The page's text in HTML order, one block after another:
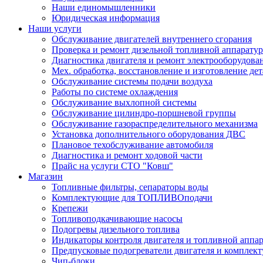
Наши единомышленники
Юридическая информация
Наши услуги
Обслуживание двигателей внутреннего сгорания
Проверка и ремонт дизельной топливной
Диагностика двигателя и ремонт
Мех. обработка, восстановление и изготовление
Обслуживание системы подачи воздуха
Работы по системе охлаждения
Обслуживание выхлопной системы
Обслуживание цилиндро-поршневой группы
Обслуживание газораспределительного механизма
Установка дополнительного оборудования ДВС
Плановое техобслуживание автомобиля
Диагностика и ремонт ходовой части
Прайс на услуги СТО "Ковш"
Магазин
Топливные фильтры, сепараторы воды
Комплектующие для ТОПЛИВОподачи
Крепежи
Топливоподкачивающие насосы
Подогревы дизельного топлива
Индикаторы контроля двигателя и топливной
Предпусковые подогреватели двигателя и
Чип-блоки